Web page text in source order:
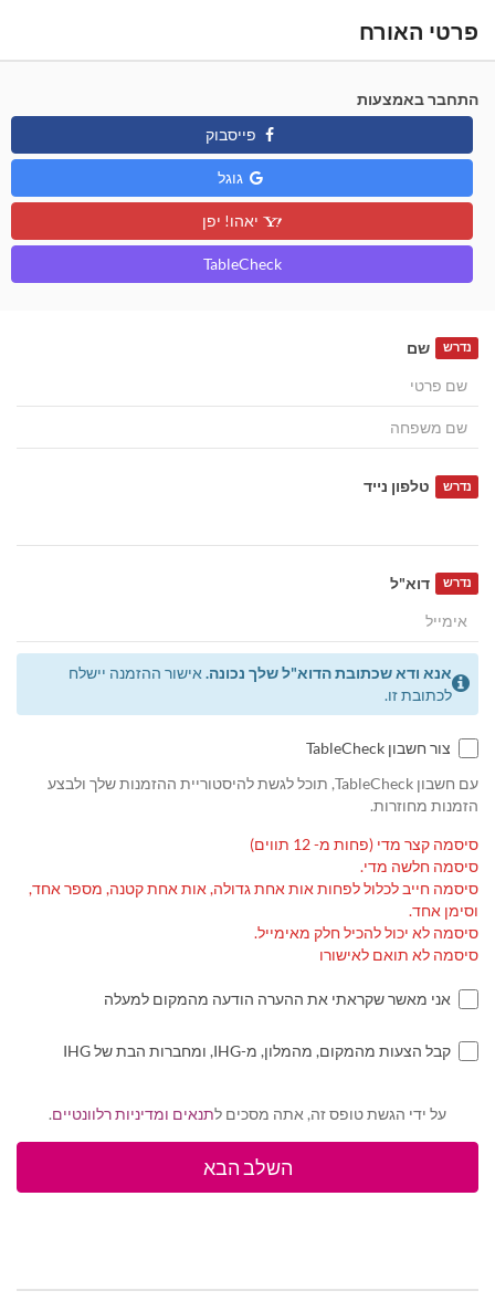
פרטי האורח
התחבר באמצעות
פייסבוק
גוגל
יאהו! יפן
TableCheck
שם נדרש
טלפון נייד נדרש
דוא"ל נדרש
אנא ודא שכתובת הדוא"ל שלך נכונה. אישור ההזמנה יישלח
לכתובת זו.
צור חשבון TableCheck
עם חשבון TableCheck, תוכל לגשת להיסטוריית ההזמנות שלך ולבצע
הזמנות מחוזרות.
סיסמה קצר מדי (פחות מ- 12 תווים)
סיסמה חלשה מדי.
סיסמה חייב לכלול לפחות אות אחת גדולה, אות אחת קטנה, מספר אחד,
וסימן אחד.
סיסמה לא יכול להכיל חלק מאימייל.
סיסמה לא תואם לאישורו
אני מאשר שקראתי את ההערה הודעה מהמקום למעלה
קבל הצעות מהמקום, מהמלון, מ-IHG, ומחברות הבת של IHG
על ידי הגשת טופס זה, אתה מסכים לתנאים ומדיניות רלוונטיים.